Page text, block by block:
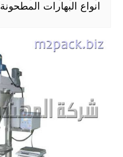
انواع البهارات المطحونة